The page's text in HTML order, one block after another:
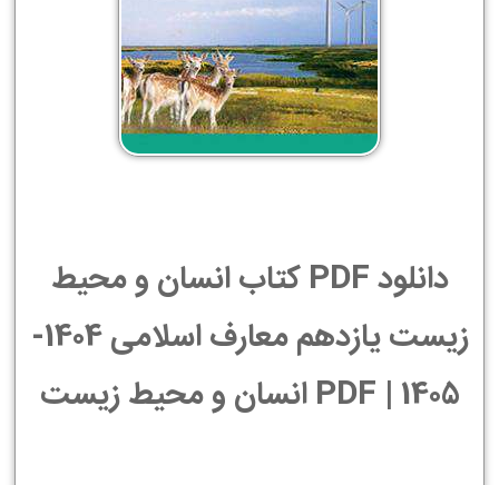
دانلود PDF کتاب انسان و محیط
زیست یازدهم معارف اسلامی 1404-
1405 | PDF انسان و محیط زیست